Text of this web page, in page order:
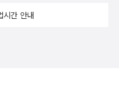
시간 안내